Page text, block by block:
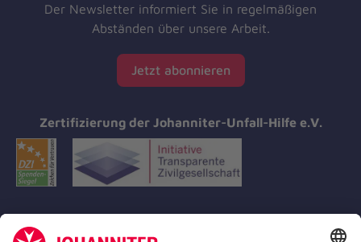
Der Newsletter informiert Sie in regelmäßigen
Abständen über unsere Arbeit.
Jetzt abonnieren
Zertifizierung der Johanniter-Unfall-Hilfe e.V.